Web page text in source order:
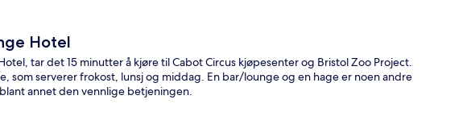
Hotel
tar det 15 minutter å kjøre til Cabot Circus kjøpesenter og Bristol Zoo Project.
som serverer frokost, lunsj og middag. En bar/lounge og en hage er noen andre
annet den vennlige betjeningen.